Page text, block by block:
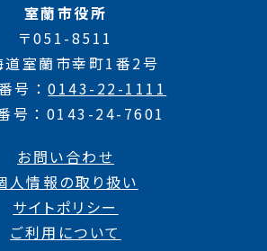
室蘭市役所
〒051-8511
道室蘭市幸町1番2号
号
0143-22-1111
号
0143-24-7601
お問い合わせ
人情報の取り扱い
サイトポリシー
ご利用について